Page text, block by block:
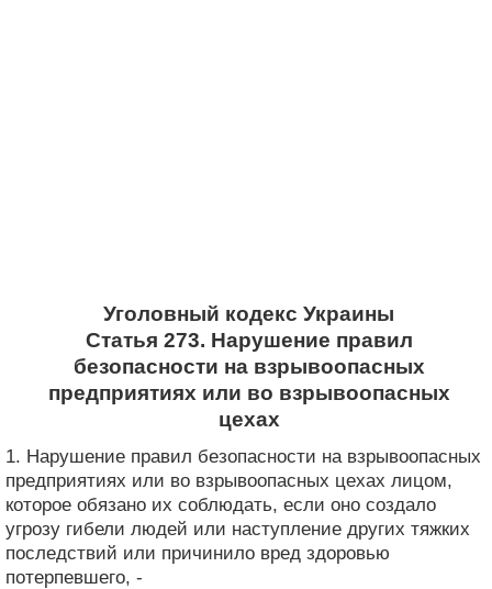
Уголовный кодекс Украины
Статья 273. Нарушение правил
безопасности на взрывоопасных
предприятиях или во взрывоопасных
цехах
1. Нарушение правил безопасности на взрывоопасных
предприятиях или во взрывоопасных цехах лицом,
которое обязано их соблюдать, если оно создало
угрозу гибели людей или наступление других тяжких
последствий или причинило вред здоровью
потерпевшего, -